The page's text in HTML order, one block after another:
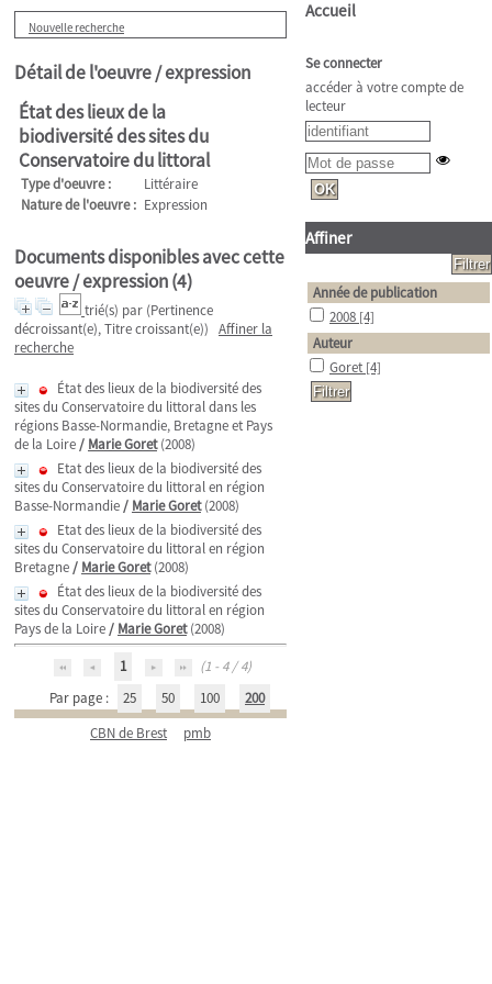
Nouvelle recherche
Détail de l'oeuvre / expression
État des lieux de la
biodiversité des sites du
Conservatoire du littoral
Type d'oeuvre :
Littéraire
Nature de l'oeuvre : Expression
Documents disponibles avec cette
oeuvre / expression (4)
trié(s) par (Pertinence
décroissant(e), Titre croissant(e)) Affiner la
recherche
État des lieux de la biodiversité des
sites du Conservatoire du littoral dans les
régions Basse-Normandie, Bretagne et Pays
de la Loire/ Marie Goret(2008)
Etat des lieux de la biodiversité des
sites du Conservatoire du littoral en région
Basse-Normandie/ Marie Goret(2008)
Etat des lieux de la biodiversité des
sites du Conservatoire du littoral en région
Bretagne/ Marie Goret(2008)
État des lieux de la biodiversité des
sites du Conservatoire du littoral en région
Pays de la Loire/ Marie Goret(2008)
1
(1 - 4 / 4)
Par page :
25 50 100
200
CBN de Brest
pmb
Accueil
Se connecter
accéder à votre compte de
lecteur
Affiner
Année de publication
2008 [4]
Auteur
Goret [4]